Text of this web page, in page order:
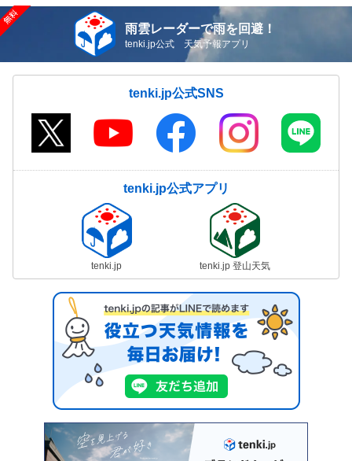
雨雲レーダーで雨を回避！
tenki.jp公式 天気予報アプリ
tenki.jp公式SNS
tenki.jp公式アプリ
tenki.jp tenki.jp 登山天気